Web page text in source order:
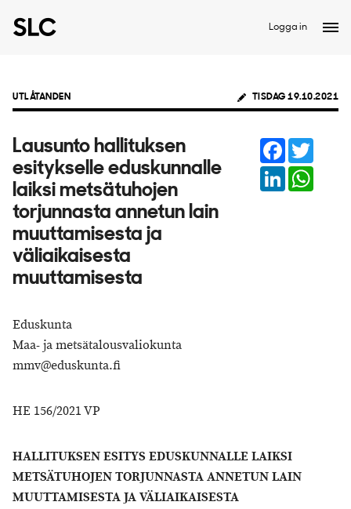
Logga in
UTLÅTANDEN TISDAG 19.10.2021
Lausunto hallituksen
esitykselle eduskunnalle
laiksi metsätuhojen
torjunnasta annetun lain
muuttamisesta ja
väliaikaisesta
muuttamisesta
Facebook
LinkedIn
Eduskunta
Maa- ja metsätalousvaliokunta
mmv@eduskunta.fi
HE 156/2021 VP
HALLITUKSEN ESITYS EDUSKUNNALLE LAIKSI
METSÄTUHOJEN TORJUNNASTA ANNETUN LAIN
MUUTTAMISESTA JA VÄLIAIKAISESTA